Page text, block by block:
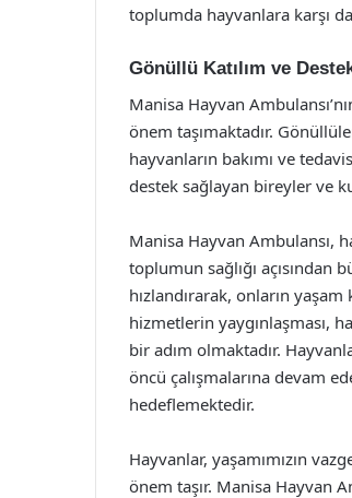
toplumda hayvanlara karşı
Gönüllü Katılım ve
Manisa Hayvan
önem taşımaktadır.
hayvanların bakımı ve
destek sağlayan bireyler ve
Manisa Hayvan Ambulansı,
toplumun sağlığı açısından
hızlandırarak, onların
hizmetlerin yaygınlaşması,
bir adım olmaktadır.
öncü çalışmalarına devam
hedeflemektedir.
Hayvanlar, yaşamımızın
önem taşır. Manisa Hayvan